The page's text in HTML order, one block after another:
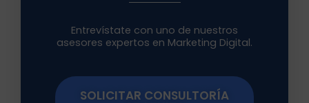
Entrevístate con uno de nuestros
asesores expertos en Marketing Digital.
SOLICITAR CONSULTORÍA